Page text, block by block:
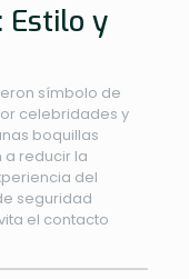
Estilo y
símbolo de
celebridades y
boquillas
a reducir la
del
seguridad
el contacto